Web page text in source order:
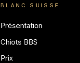
BLANC SUISSE
Présentation
Chiots BBS
Prix